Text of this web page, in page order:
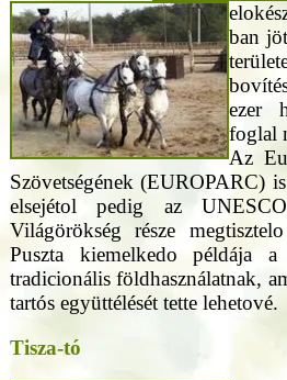
ban
ezer
foglal
Az
Szövetségének (EUROPARC)
elsejétol pedig az
Világörökség része
Puszta kiemelkedo példája
tradicionális földhasználatnak,
tartós együttélését tette lehetové.
Tisza-tó